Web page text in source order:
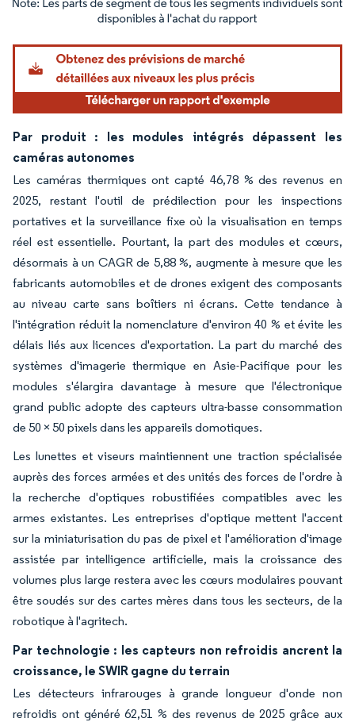
Image © Mordor Intelligence. La réutilisation nécessite une attribution sous CC BY
Par produit : les modules intégrés dépassent les
caméras autonomes
Les caméras thermiques ont capté 46,78 % des revenus en
2025, restant l'outil de prédilection pour les inspections
portatives et la surveillance fixe où la visualisation en temps
réel est essentielle. Pourtant, la part des modules et cœurs,
désormais à un CAGR de 5,88 %, augmente à mesure que les
fabricants automobiles et de drones exigent des composants
au niveau carte sans boîtiers ni écrans. Cette tendance à
l'intégration réduit la nomenclature d'environ 40 % et évite les
délais liés aux licences d'exportation. La part du marché des
systèmes d'imagerie thermique en Asie-Pacifique pour les
modules s'élargira davantage à mesure que l'électronique
grand public adopte des capteurs ultra-basse consommation
de 50 × 50 pixels dans les appareils domotiques.
Les lunettes et viseurs maintiennent une traction spécialisée
auprès des forces armées et des unités des forces de l'ordre à
la recherche d'optiques robustifiées compatibles avec les
armes existantes. Les entreprises d'optique mettent l'accent
sur la miniaturisation du pas de pixel et l'amélioration d'image
assistée par intelligence artificielle, mais la croissance des
volumes plus large restera avec les cœurs modulaires pouvant
être soudés sur des cartes mères dans tous les secteurs, de la
robotique à l'agritech.
Par technologie : les capteurs non refroidis ancrent la
croissance, le SWIR gagne du terrain
Les détecteurs infrarouges à grande longueur d'onde non
refroidis ont généré 62,51 % des revenus de 2025 grâce aux